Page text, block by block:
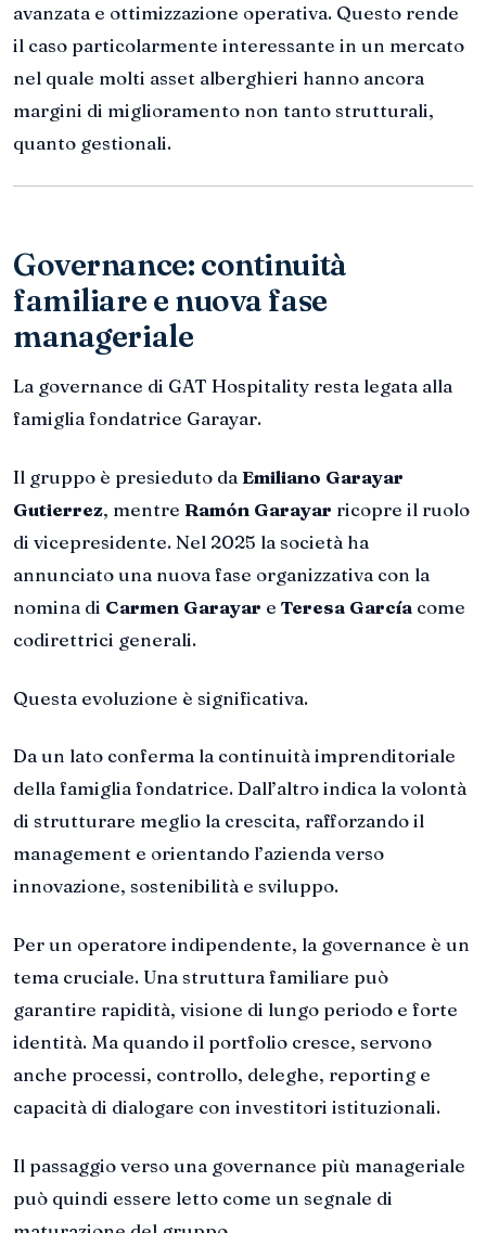
avanzata e ottimizzazione operativa. Questo rende
il caso particolarmente interessante in un mercato
nel quale molti asset alberghieri hanno ancora
margini di miglioramento non tanto strutturali,
quanto gestionali.
Governance: continuità
familiare e nuova fase
manageriale
La governance di GAT Hospitality resta legata alla
famiglia fondatrice Garayar.
Il gruppo è presieduto da Emiliano Garayar
Gutierrez, mentre Ramón Garayar ricopre il ruolo
di vicepresidente. Nel 2025 la società ha
annunciato una nuova fase organizzativa con la
nomina di Carmen Garayar e Teresa García come
codirettrici generali.
Questa evoluzione è significativa.
Da un lato conferma la continuità imprenditoriale
della famiglia fondatrice. Dall’altro indica la volontà
di strutturare meglio la crescita, rafforzando il
management e orientando l’azienda verso
innovazione, sostenibilità e sviluppo.
Per un operatore indipendente, la governance è un
tema cruciale. Una struttura familiare può
garantire rapidità, visione di lungo periodo e forte
identità. Ma quando il portfolio cresce, servono
anche processi, controllo, deleghe, reporting e
capacità di dialogare con investitori istituzionali.
Il passaggio verso una governance più manageriale
può quindi essere letto come un segnale di